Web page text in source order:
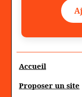
Accueil
Proposer un site